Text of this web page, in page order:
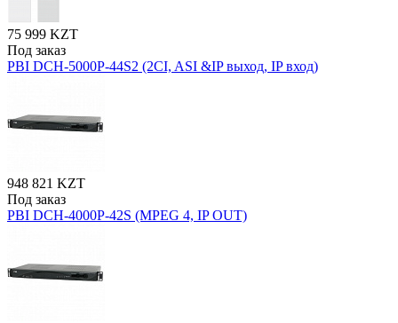
75 999 KZT
Под заказ
PBI DCH-5000P-44S2 (2CI, ASI &IP выход, IP вход)
948 821 KZT
Под заказ
PBI DCH-4000P-42S (MPEG 4, IP OUT)